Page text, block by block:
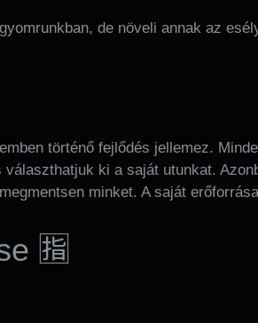
de növeli annak az
történő fejlődés jellemez.
ki a saját utunkat.
minket. A saját
🈯